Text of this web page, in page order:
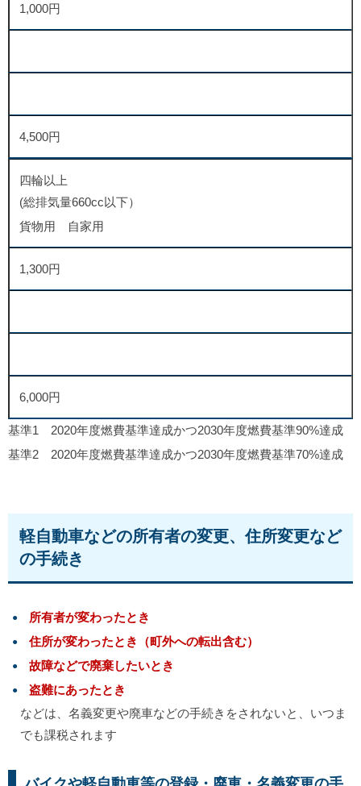
1,000円
4,500円
四輪以上
(総排気量660cc以下）
貨物用 自家用
1,300円
6,000円
基準1 2020年度燃費基準達成かつ2030年度燃費基準90%達成
基準2 2020年度燃費基準達成かつ2030年度燃費基準70%達成
軽自動車などの所有者の変更、住所変更など
の手続き
所有者が変わったとき
住所が変わったとき（町外への転出含む）
故障などで廃棄したいとき
盗難にあったとき
などは、名義変更や廃車などの手続きをされないと、いつま
でも課税されます